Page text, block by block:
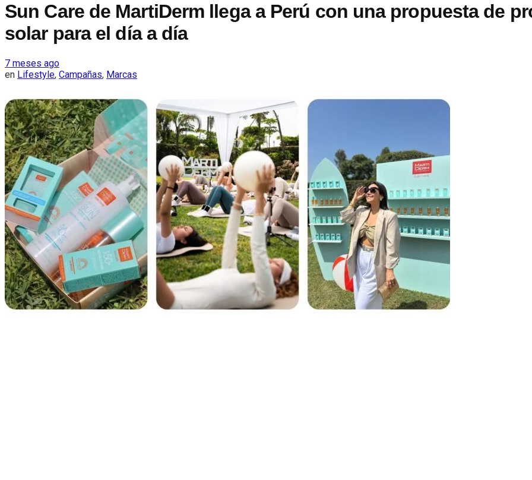
Sun Care de MartiDerm llega a Perú con una propuesta de
solar para el día a día
7 meses ago
en Lifestyle, Campañas, Marcas